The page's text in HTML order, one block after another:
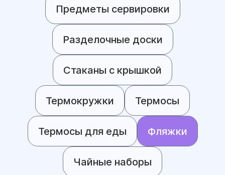
Предметы сервировки
Разделочные доски
Стаканы с крышкой
Термокружки Термосы
Термосы для еды Фляжки
Чайные наборы